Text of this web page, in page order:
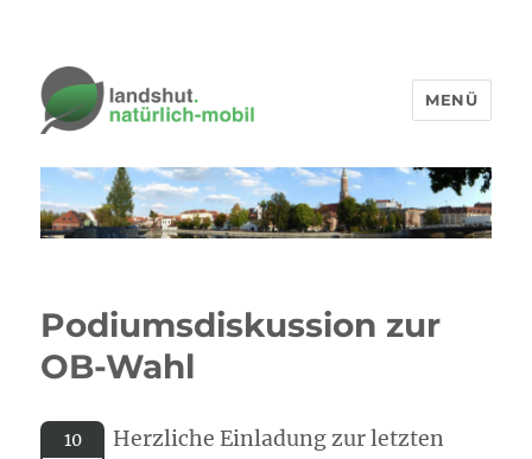
MENÜ
Podiumsdiskussion zur
OB-Wahl
10
Herzliche Einladung zur letzten